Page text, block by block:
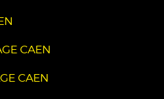
CAEN
CAEN